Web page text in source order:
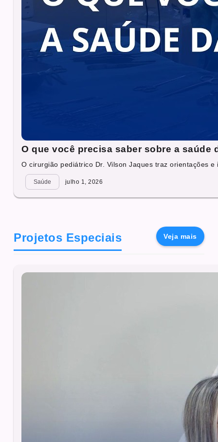
O que você precisa saber sobre a saúde
O cirurgião pediátrico Dr. Vilson Jaques traz orientações e
Saúde julho 1, 2026
Projetos Especiais Veja mais